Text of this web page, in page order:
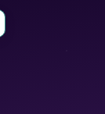
de chine